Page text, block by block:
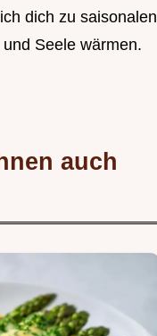
dich zu saisonalen
Seele wärmen.
auch